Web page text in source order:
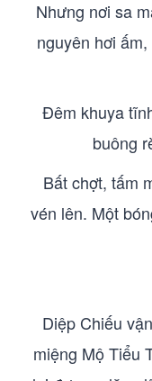
Nhưng nơi sa
nguyên hơi
Đêm khuya
buông
Bất chợt, tấm
vén lên. Một
Diệp Chiếu
miệng Mộ Tiểu